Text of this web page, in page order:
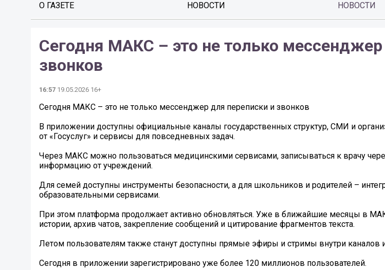
О ГАЗЕТЕ НОВОСТИ НОВОСТИ
Сегодня МАКС – это не только
звонков
16:57 19.05.2026 16+
Сегодня МАКС – это не только мессенджер для переписки и звонков
В приложении доступны официальные каналы государственных структур, СМИ и
от «Госуслуг» и сервисы для повседневных задач.
Через МАКС можно пользоваться медицинскими сервисами, записываться к врачу
информацию от учреждений.
Для семей доступны инструменты безопасности, а для школьников и родителей –
образовательными сервисами.
При этом платформа продолжает активно обновляться. Уже в ближайшие месяцы в
истории, архив чатов, закрепление сообщений и цитирование фрагментов текста.
Летом пользователям также станут доступны прямые эфиры и стримы внутри каналов
Сегодня в приложении зарегистрировано уже более 120 миллионов пользователей.